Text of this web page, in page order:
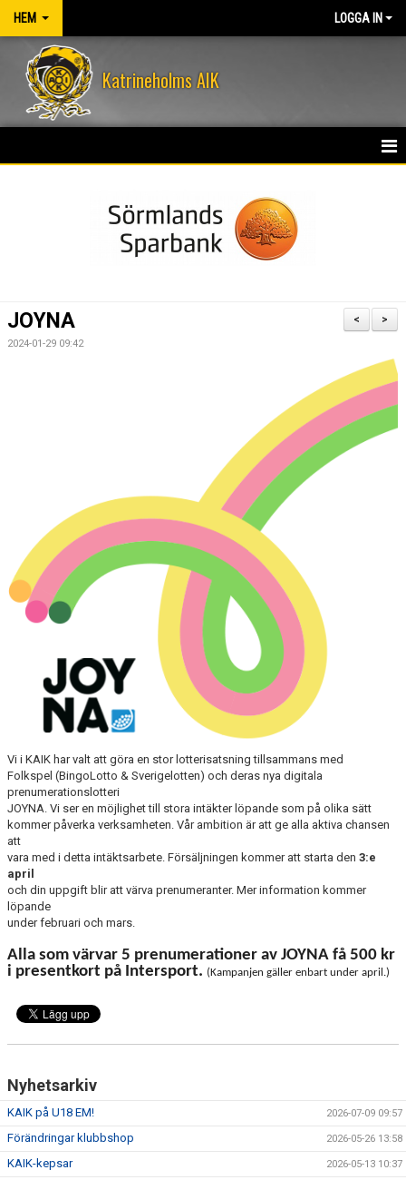
HEM LOGGA IN
Katrineholms AIK
KALENDER
SPORTGRUPPEN, FOTBOLL
>
<
JOYNA
2024-01-29 09:42
Vi i KAIK har valt att göra en stor lotterisatsning tillsammans med
Folkspel (BingoLotto & Sverigelotten) och deras nya digitala
prenumerationslotteri
JOYNA. Vi ser en möjlighet till stora intäkter löpande som på olika sätt
kommer påverka verksamheten. Vår ambition är att ge alla aktiva chansen
att
vara med i detta intäktsarbete. Försäljningen kommer att starta den 3:e
april
och din uppgift blir att värva prenumeranter. Mer information kommer
löpande
under februari och mars.
Alla som värvar 5 prenumerationer av JOYNA få 500 kr
i presentkort på Intersport. (Kampanjen gäller enbart under april.)
Nyhetsarkiv
KAIK på U18 EM! 2026-07-09 09:57
Förändringar klubbshop 2026-05-26 13:58
KAIK-kepsar 2026-05-13 10:37